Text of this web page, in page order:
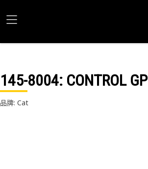
145-8004: CONTROL GP
品牌: Cat